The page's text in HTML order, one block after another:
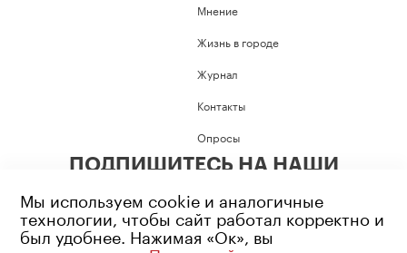
Мнение
Жизнь в городе
Журнал
Контакты
Опросы
ПОДПИШИТЕСЬ НА НАШИ
Мы используем cookie и аналогичные
технологии, чтобы сайт работал корректно и
был удобнее. Нажимая «Ок», вы